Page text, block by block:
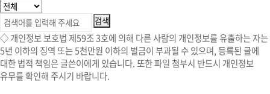
◇ 개인정보 보호법 제59조 3호에 의해 다른 사람의 개인정보를 유출하는 자는
5년 이하의 징역 또는 5천만원 이하의 벌금이 부과될 수 있으며, 등록된 글에
대한 법적 책임은 글쓴이에게 있습니다. 또한 파일 첨부시 반드시 개인정보
유무를 확인해 주시기 바랍니다.